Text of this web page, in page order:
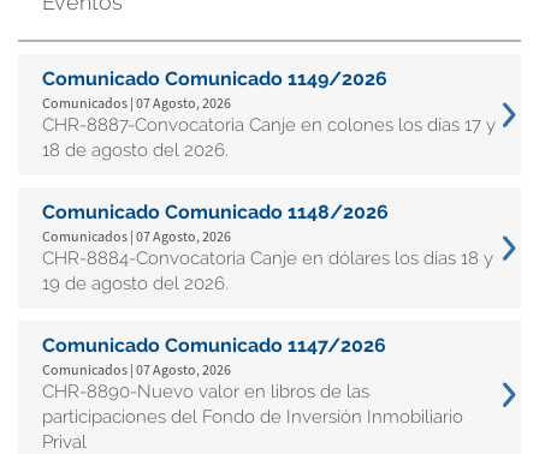
Comunicado Comunicado 1149/2026
Comunicados | 07 Agosto, 2026
CHR-8887-Convocatoria Canje en colones los días 17 y
18 de agosto del 2026.
Comunicado Comunicado 1148/2026
Comunicados | 07 Agosto, 2026
CHR-8884-Convocatoria Canje en dólares los días 18 y
19 de agosto del 2026.
Comunicado Comunicado 1147/2026
Comunicados | 07 Agosto, 2026
CHR-8890-Nuevo valor en libros de las
participaciones del Fondo de Inversión Inmobiliario
Prival